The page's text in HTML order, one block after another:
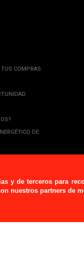
y de terceros para
nuestros partners de
COMPRAS
DE